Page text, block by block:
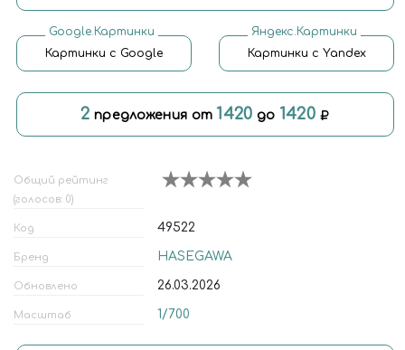
Google.Картинки
Картинки с Google
Яндекс.Картинки
Картинки с Yandex
2 предложения от 1420 до 1420
Общий рейтинг
(голосов: 0)
Код 49522
Бренд HASEGAWA
Обновлено 26.03.2026
Масштаб 1/700